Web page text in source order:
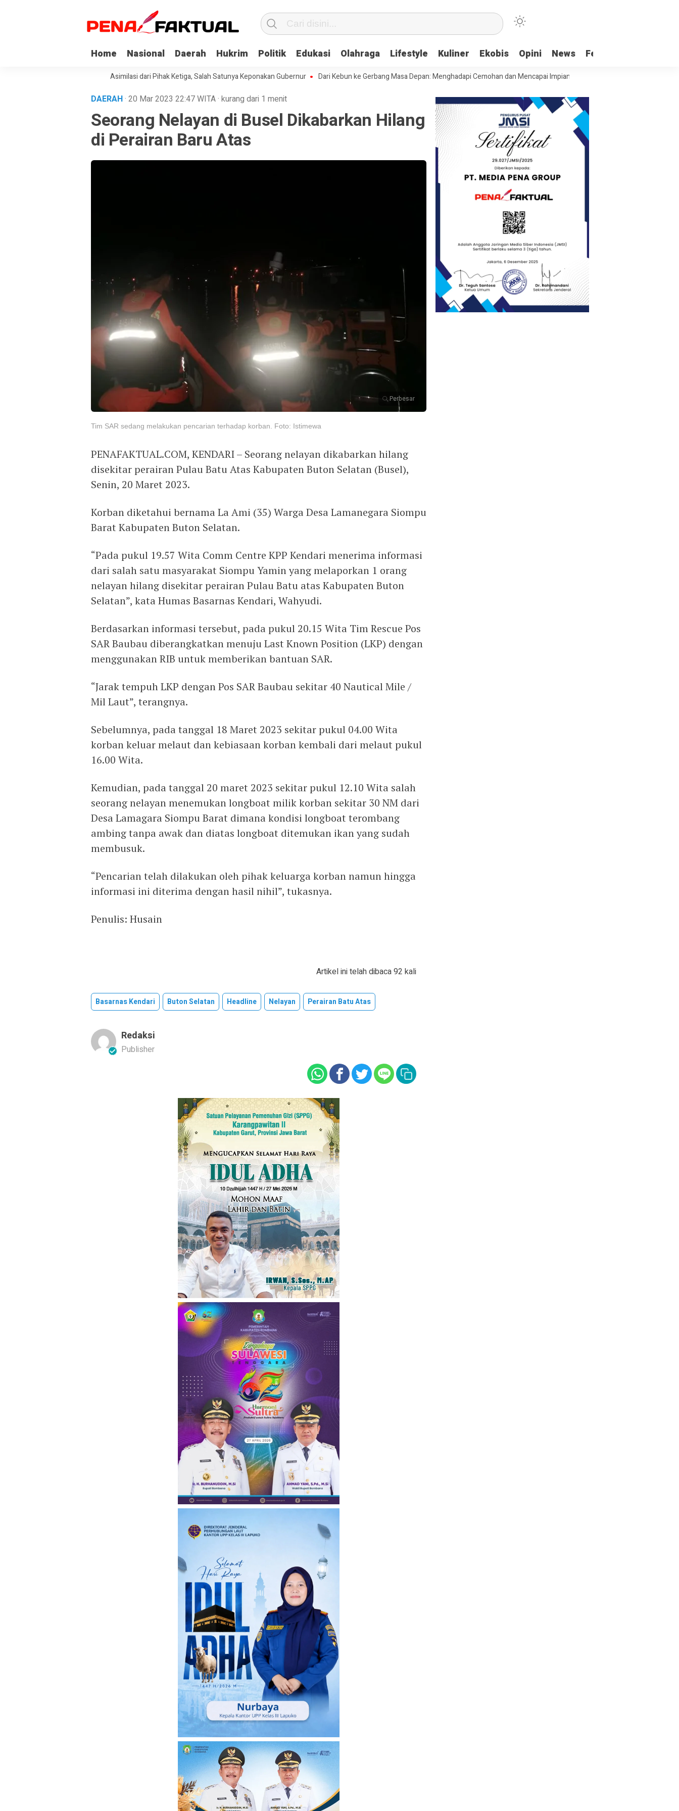
Home Nasional Daerah Hukrim Politik Edukasi Olahraga Lifestyle Kuliner Ekobis Opini News Feature
Korupsi di Sultra Dapat Asimilasi dari Pihak Ketiga, Salah Satunya Keponakan Gubernur Dari Kebun ke Gerbang Masa Depan: Menghadapi Cemohan dan Mencapai Impian Ridwan Bae: PT SCM dan Perkebunan
DAERAH· 20 Mar 2023 22:47WITA· kurang dari 1 menit
Seorang Nelayan di Busel Dikabarkan Hilang
di Perairan Baru Atas
Perbesar
Tim SAR sedang melakukan pencarian terhadap korban. Foto: Istimewa
PENAFAKTUAL.COM, KENDARI – Seorang nelayan dikabarkan hilang
disekitar perairan Pulau Batu Atas Kabupaten Buton Selatan (Busel),
Senin, 20 Maret 2023.
Korban diketahui bernama La Ami (35) Warga Desa Lamanegara Siompu
Barat Kabupaten Buton Selatan.
“Pada pukul 19.57 Wita Comm Centre KPP Kendari menerima informasi
dari salah satu masyarakat Siompu Yamin yang melaporkan 1 orang
nelayan hilang disekitar perairan Pulau Batu atas Kabupaten Buton
Selatan”, kata Humas Basarnas Kendari, Wahyudi.
Berdasarkan informasi tersebut, pada pukul 20.15 Wita Tim Rescue Pos
SAR Baubau diberangkatkan menuju Last Known Position (LKP) dengan
menggunakan RIB untuk memberikan bantuan SAR.
“Jarak tempuh LKP dengan Pos SAR Baubau sekitar 40 Nautical Mile /
Mil Laut”, terangnya.
Sebelumnya, pada tanggal 18 Maret 2023 sekitar pukul 04.00 Wita
korban keluar melaut dan kebiasaan korban kembali dari melaut pukul
16.00 Wita.
Kemudian, pada tanggal 20 maret 2023 sekitar pukul 12.10 Wita salah
seorang nelayan menemukan longboat milik korban sekitar 30 NM dari
Desa Lamagara Siompu Barat dimana kondisi longboat terombang
ambing tanpa awak dan diatas longboat ditemukan ikan yang sudah
membusuk.
“Pencarian telah dilakukan oleh pihak keluarga korban namun hingga
informasi ini diterima dengan hasil nihil”, tukasnya.
Penulis: Husain
Artikel ini telah dibaca 92 kali
Basarnas Kendari Buton Selatan Headline Nelayan Perairan Batu Atas
Redaksi
Publisher